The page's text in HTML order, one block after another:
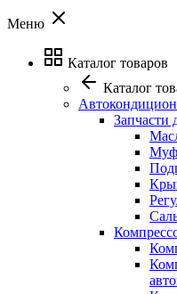
Меню
Каталог товаров
Каталог
Запчасти